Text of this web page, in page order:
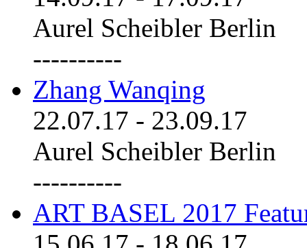
Aurel Scheibler Berlin
----------
Zhang Wanqing
22.07.17 - 23.09.17
Aurel Scheibler Berlin
----------
ART BASEL 2017